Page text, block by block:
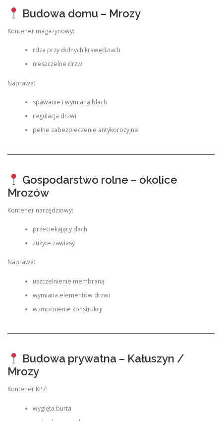
Budowa domu – Mrozy
Kontener magazynowy:
rdza przy dolnych krawędziach
nieszczelne drzwi
Naprawa:
spawanie i wymiana blach
regulacja drzwi
pełne zabezpieczenie antykorozyjne
Gospodarstwo rolne – okolice
Mrozów
Kontener narzędziowy:
przeciekający dach
zużyte zawiasy
Naprawa:
uszczelnienie membraną
wymiana elementów drzwi
wzmocnienie konstrukcji
Budowa prywatna – Kałuszyn /
Mrozy
Kontener KP7:
wygięta burta